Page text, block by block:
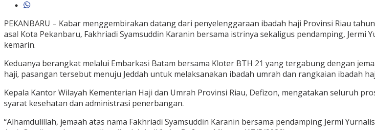
PEKANBARU – Kabar menggembirakan datang dari penyelenggaraan ibadah haji Provinsi Riau
asal Kota Pekanbaru, Fakhriadi Syamsuddin Karanin bersama istrinya sekaligus pendamping, Jermi
kemarin.
Keduanya berangkat melalui Embarkasi Batam bersama Kloter BTH 21 yang tergabung dengan
haji, pasangan tersebut menuju Jeddah untuk melaksanakan ibadah umrah dan rangkaian ibadah
Kepala Kantor Wilayah Kementerian Haji dan Umrah Provinsi Riau, Defizon, mengatakan seluruh
syarat kesehatan dan administrasi penerbangan.
“Alhamdulillah, jemaah atas nama Fakhriadi Syamsuddin Karanin bersama pendamping Jermi